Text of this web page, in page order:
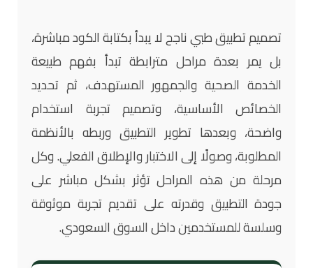
تصميم تطبيق طبي ناجح لا يبدأ بكتابة الكود مباشرة،
بل يمر بعدة مراحل مترابطة تبدأ بفهم طبيعة
الخدمة الصحية والجمهور المستهدف، ثم تحديد
الخصائص الأساسية، وتصميم تجربة استخدام
واضحة، وبعدها تطوير التطبيق وربطه بالأنظمة
المطلوبة، وصولًا إلى الاختبار والإطلاق الفعلي. وكل
مرحلة من هذه المراحل تؤثر بشكل مباشر على
جودة التطبيق وقدرته على تقديم تجربة موثوقة
وسلسة للمستخدمين داخل السوق السعودي.